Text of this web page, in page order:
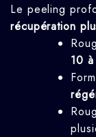
Le peeling
récupération
10